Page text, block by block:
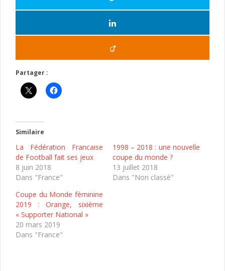
Partager :
Similaire
La Fédération Francaise
de Football fait ses jeux
8 juin 2018
Dans "France"
1998 – 2018 : une nouvelle
coupe du monde ?
13 juillet 2018
Dans "Non classé"
Coupe du Monde féminine
2019 : Orange, sixième
« Supporter National »
20 mars 2019
Dans "France"